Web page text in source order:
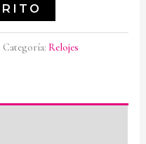
Categoría:Relojes